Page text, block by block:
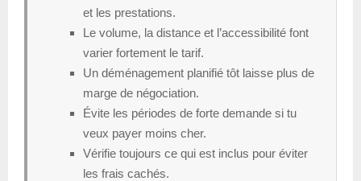
et les prestations.
Le volume, la distance et l’accessibilité font
varier fortement le tarif.
Un déménagement planifié tôt laisse plus de
marge de négociation.
Évite les périodes de forte demande si tu
veux payer moins cher.
Vérifie toujours ce qui est inclus pour éviter
les frais cachés.